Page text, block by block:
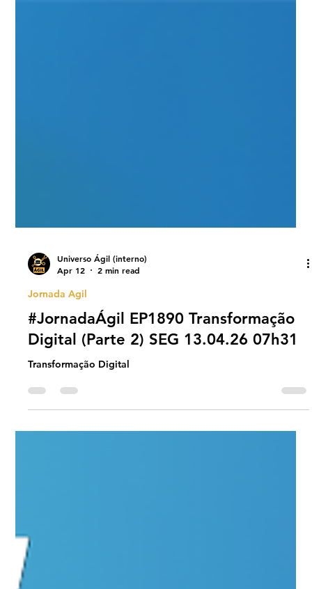
Universo Ágil (interno)
Apr 12
2 min read
Jornada Agil
#JornadaÁgil EP1890 Transformação
Digital (Parte 2) SEG 13.04.26 07h31